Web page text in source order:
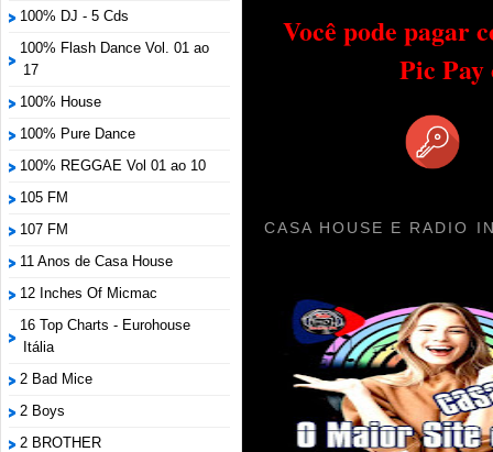
100% DJ - 5 Cds
100% Flash Dance Vol. 01 ao
17
100% House
100% Pure Dance
100% REGGAE Vol 01 ao 10
105 FM
107 FM
11 Anos de Casa House
12 Inches Of Micmac
16 Top Charts - Eurohouse
Itália
2 Bad Mice
2 Boys
2 BROTHER
Você pode pagar
Pic
CASA HOUSE E RADIO